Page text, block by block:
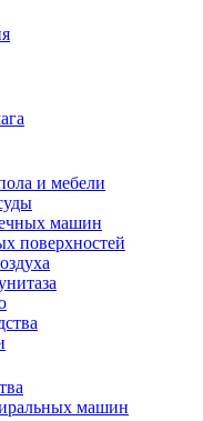
и мебели
машин
поверхностей
машин